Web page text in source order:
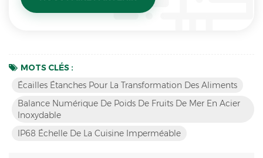
MOTS CLÉS :
Écailles Étanches Pour La Transformation Des Aliments
Balance Numérique De Poids De Fruits De Mer En Acier
Inoxydable
IP68 Échelle De La Cuisine Imperméable